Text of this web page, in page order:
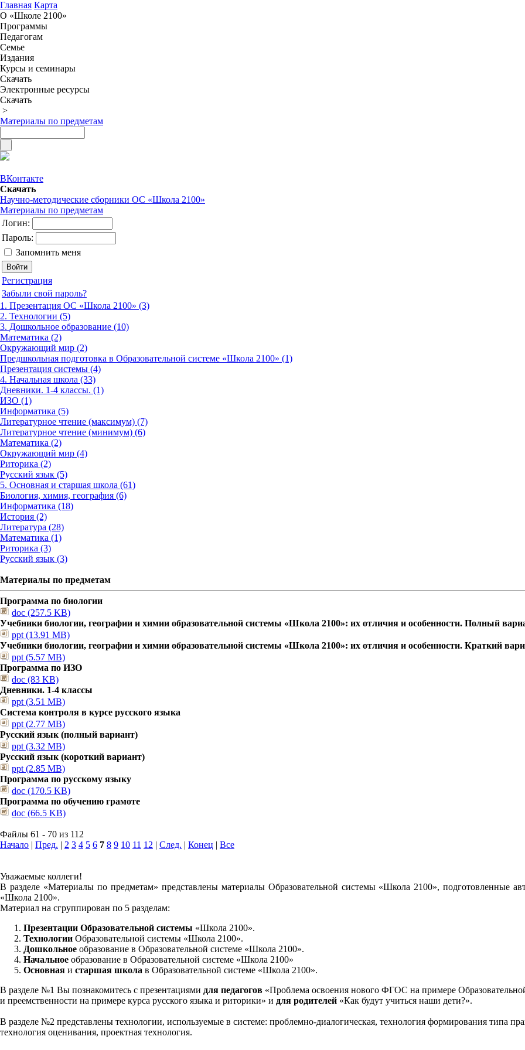
Главная Карта
О «Школе 2100»
Программы
Педагогам
Семье
Издания
Курсы и семинары
Скачать
Электронные ресурсы
Скачать
>
Материалы по предметам
ВКонтакте
Скачать
Научно-методические сборники ОС «Школа 2100»
Материалы по предметам
Логин:
Пароль:
Запомнить меня
Регистрация
Забыли свой пароль?
1. Презентация ОС «Школа 2100» (3)
2. Технологии (5)
3. Дошкольное образование (10)
Математика (2)
Окружающий мир (2)
Предшкольная подготовка в Образовательной системе «Школа 2100» (1)
Презентация системы (4)
4. Начальная школа (33)
Дневники. 1-4 классы. (1)
ИЗО (1)
Информатика (5)
Литературное чтение (максимум) (7)
Литературное чтение (минимум) (6)
Математика (2)
Окружающий мир (4)
Риторика (2)
Русский язык (5)
5. Основная и старшая школа (61)
Биология, химия, география (6)
Информатика (18)
История (2)
Литература (28)
Математика (1)
Риторика (3)
Русский язык (3)
Материалы по предметам
Программа по биологии
doc (257.5 KB)
Учебники биологии, географии и химии образовательной системы «Школа 2100»: их отличия и особенности. Полный
ppt (13.91 MB)
Учебники биологии, географии и химии образовательной системы «Школа 2100»: их отличия и особенности. Краткий
ppt (5.57 MB)
Программа по ИЗО
doc (83 KB)
Дневники. 1-4 классы
ppt (3.51 MB)
Система контроля в курсе русского языка
ppt (2.77 MB)
Русский язык (полный вариант)
ppt (3.32 MB)
Русский язык (короткий вариант)
ppt (2.85 MB)
Программа по русскому языку
doc (170.5 KB)
Программа по обучению грамоте
doc (66.5 KB)
Файлы 61 - 70 из 112
Начало | Пред. | 2 3 4 5 6 7 8 9 10 11 12 | След. | Конец | Все
Уважаемые коллеги!
В разделе «Материалы по предметам» представлены материалы Образовательной системы «Школа 2100», подготовленные
«Школа 2100».
Материал на сгруппирован по 5 разделам:
Презентации Образовательной системы «Школа 2100».
Технологии Образовательной системы «Школа 2100».
Дошкольное образование в Образовательной системе «Школа 2100».
Начальное образование в Образовательной системе «Школа 2100»
Основная и старшая школа в Образовательной системе «Школа 2100».
В разделе №1 Вы познакомитесь с презентациями для педагогов «Проблема освоения нового ФГОС на примере
и преемственности на примере курса русского языка и риторики» и для родителей «Как будут учиться наши дети?».
В разделе №2 представлены технологии, используемые в системе: проблемно-диалогическая, технология формирования типа
технология оценивания, проектная технология.